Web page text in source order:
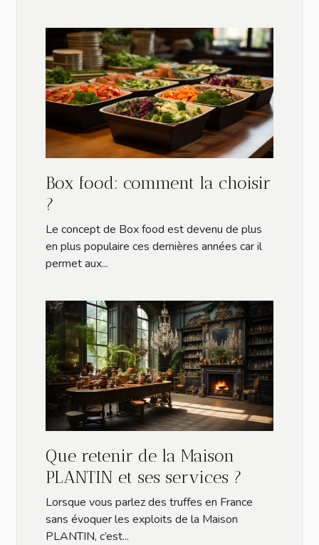
Box food: comment la choisir
?
Le concept de Box food est devenu de plus
en plus populaire ces dernières années car il
permet aux...
Que retenir de la Maison
PLANTIN et ses services ?
Lorsque vous parlez des truffes en France
sans évoquer les exploits de la Maison
PLANTIN, c’est...